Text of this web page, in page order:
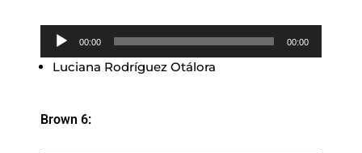
Reproductor
audio
00:00 00:00
Luciana Rodríguez Otálora
Brown 6: